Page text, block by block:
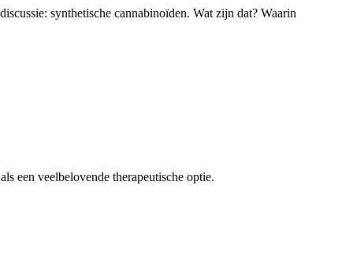
synthetische cannabinoïden. Wat zijn dat? Waarin
een veelbelovende therapeutische optie.